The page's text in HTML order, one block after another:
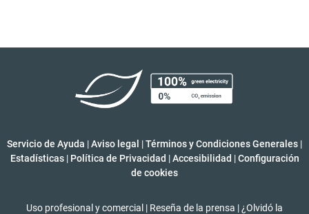
Servicio de Ayuda |Aviso legal |Términos y Condiciones Generales |
Estadísticas | Política de Privacidad | Accesibilidad | Configuración
de cookies
Uso profesional y comercial | Reseña de la prensa | ¿Olvidó la